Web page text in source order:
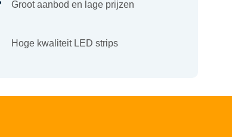
Groot aanbod en lage prijzen
Hoge kwaliteit LED strips